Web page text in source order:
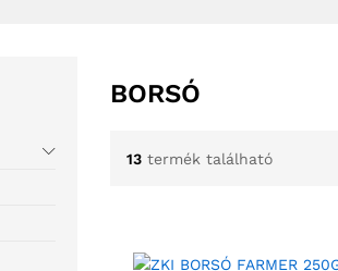
BORSÓ
13 termék található